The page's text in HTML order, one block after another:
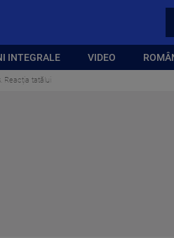
INTEGRALE VIDEO
Reacția tatălui